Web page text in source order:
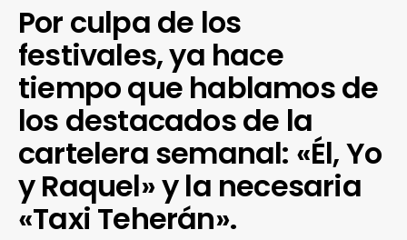
Por culpa de los
festivales, ya hace
tiempo que hablamos de
los destacados de la
cartelera semanal: «Él, Yo
y Raquel» y la necesaria
«Taxi Teherán».